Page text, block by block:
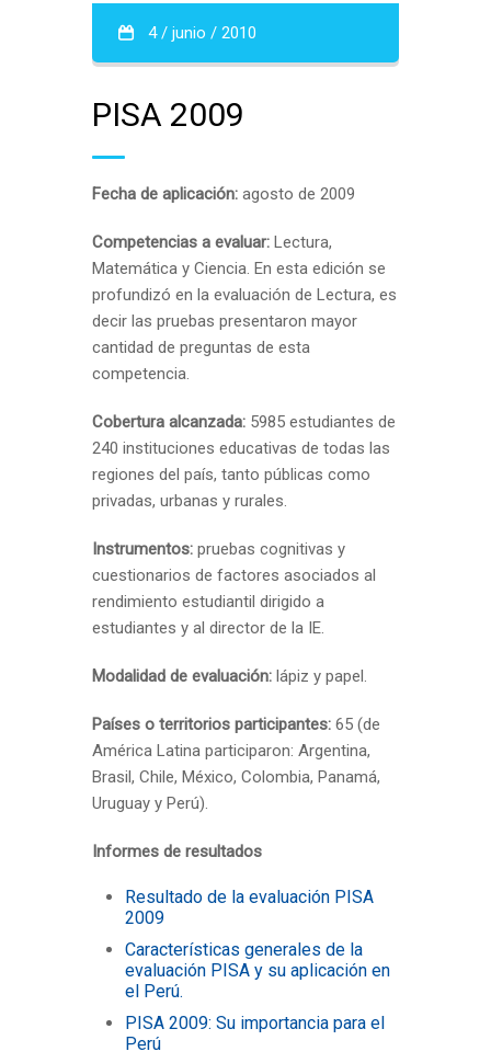
4 / junio / 2010
PISA 2009
Fecha de aplicación: agosto de 2009
Competencias a evaluar: Lectura,
Matemática y Ciencia. En esta edición se
profundizó en la evaluación de Lectura, es
decir las pruebas presentaron mayor
cantidad de preguntas de esta
competencia.
Cobertura alcanzada: 5985 estudiantes de
240 instituciones educativas de todas las
regiones del país, tanto públicas como
privadas, urbanas y rurales.
Instrumentos: pruebas cognitivas y
cuestionarios de factores asociados al
rendimiento estudiantil dirigido a
estudiantes y al director de la IE.
Modalidad de evaluación: lápiz y papel.
Países o territorios participantes: 65 (de
América Latina participaron: Argentina,
Brasil, Chile, México, Colombia, Panamá,
Uruguay y Perú).
Informes de resultados
Resultado de la evaluación PISA
2009
Características generales de la
evaluación PISA y su aplicación en
el Perú.
PISA 2009: Su importancia para el
Perú